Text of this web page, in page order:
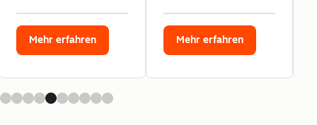
Mehr erfahren Mehr erfahren